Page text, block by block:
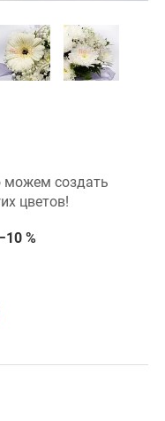
можем создать
цветов!
−10 %